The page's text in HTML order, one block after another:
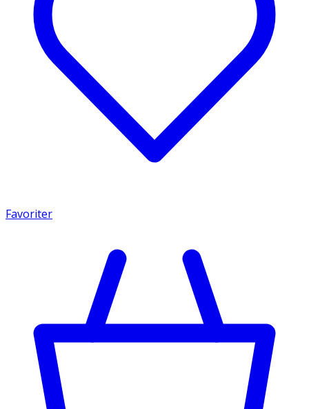
Favoriter